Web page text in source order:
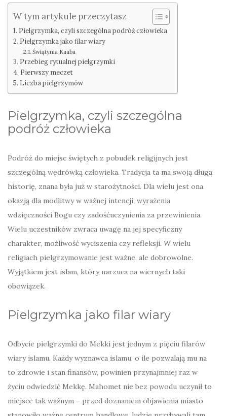
W tym artykule przeczytasz
Pielgrzymka, czyli szczególna podróż człowieka
Pielgrzymka jako filar wiary
Świątynia Kaaba
Przebieg rytualnej pielgrzymki
Pierwszy meczet
Liczba pielgrzymów
Pielgrzymka, czyli szczególna
podróż człowieka
Podróż do miejsc świętych z pobudek religijnych jest
szczególną wędrówką człowieka. Tradycja ta ma swoją długą
historię, znana była już w starożytności. Dla wielu jest ona
okazją dla modlitwy w ważnej intencji, wyrażenia
wdzięczności Bogu czy zadośćuczynienia za przewinienia.
Wielu uczestników zwraca uwagę na jej specyficzny
charakter, możliwość wyciszenia czy refleksji. W wielu
religiach pielgrzymowanie jest ważne, ale dobrowolne.
Wyjątkiem jest islam, który narzuca na wiernych taki
obowiązek.
Pielgrzymka jako filar wiary
Odbycie pielgrzymki do Mekki jest jednym z pięciu filarów
wiary islamu. Każdy wyznawca islamu, o ile pozwalają mu na
to zdrowie i stan finansów, powinien przynajmniej raz w
życiu odwiedzić Mekkę. Mahomet nie bez powodu uczynił to
miejsce tak ważnym – przed doznaniem objawienia miasto